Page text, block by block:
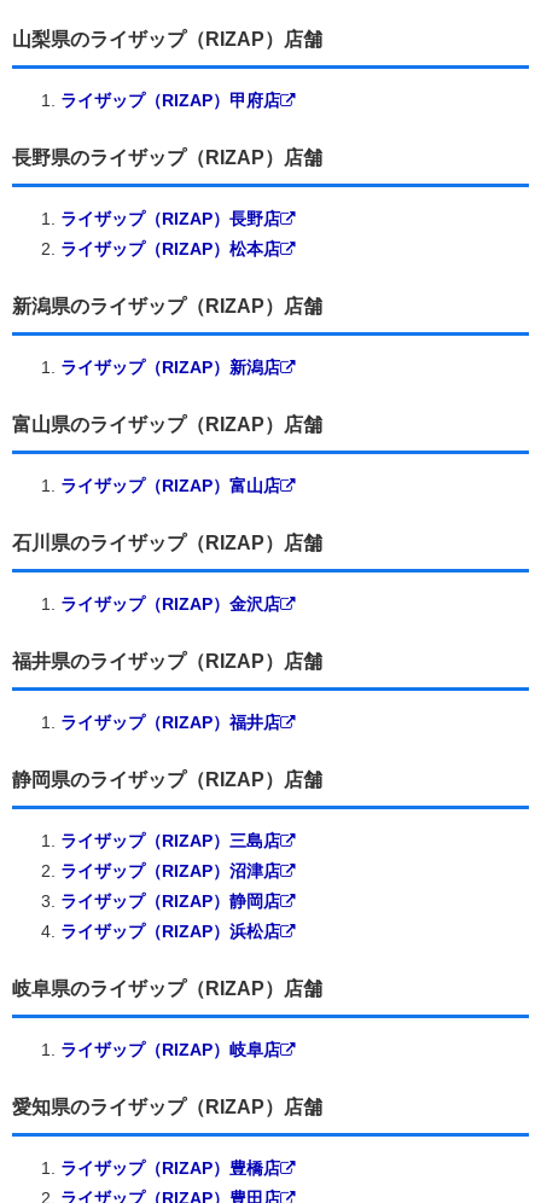
山梨県のライザップ（RIZAP）店舗
ライザップ（RIZAP）甲府店
長野県のライザップ（RIZAP）店舗
ライザップ（RIZAP）長野店
ライザップ（RIZAP）松本店
新潟県のライザップ（RIZAP）店舗
ライザップ（RIZAP）新潟店
富山県のライザップ（RIZAP）店舗
ライザップ（RIZAP）富山店
石川県のライザップ（RIZAP）店舗
ライザップ（RIZAP）金沢店
福井県のライザップ（RIZAP）店舗
ライザップ（RIZAP）福井店
静岡県のライザップ（RIZAP）店舗
ライザップ（RIZAP）三島店
ライザップ（RIZAP）沼津店
ライザップ（RIZAP）静岡店
ライザップ（RIZAP）浜松店
岐阜県のライザップ（RIZAP）店舗
ライザップ（RIZAP）岐阜店
愛知県のライザップ（RIZAP）店舗
ライザップ（RIZAP）豊橋店
ライザップ（RIZAP）豊田店